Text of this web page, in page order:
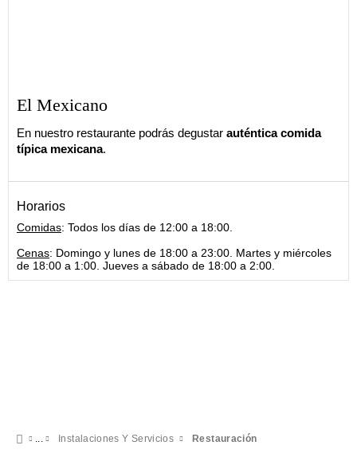
El Mexicano
En nuestro restaurante podrás degustar auténtica comida
típica mexicana.
Horarios
Comidas: Todos los días de 12:00 a 18:00.
Cenas: Domingo y lunes de 18:00 a 23:00. Martes y miércoles
de 18:00 a 1:00. Jueves a sábado de 18:00 a 2:00.
Instalaciones Y Servicios Restauración